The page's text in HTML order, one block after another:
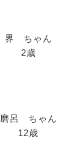
界 ちゃん
2歳
磨呂 ちゃん
12歳